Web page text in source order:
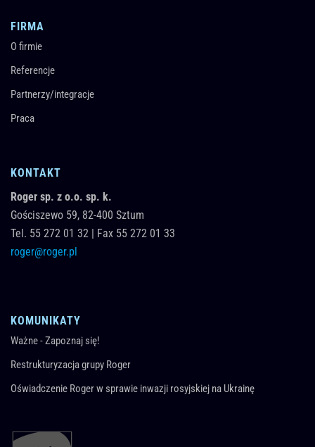
FIRMA
O firmie
Referencje
Partnerzy/integracje
Praca
KONTAKT
Roger sp. z o.o. sp. k.
Gościszewo 59, 82-400 Sztum
Tel. 55 272 01 32 | Fax 55 272 01 33
roger@roger.pl
KOMUNIKATY
Ważne - Zapoznaj się!
Restrukturyzacja grupy Roger
Oświadczenie Roger w sprawie inwazji rosyjskiej na Ukrainę